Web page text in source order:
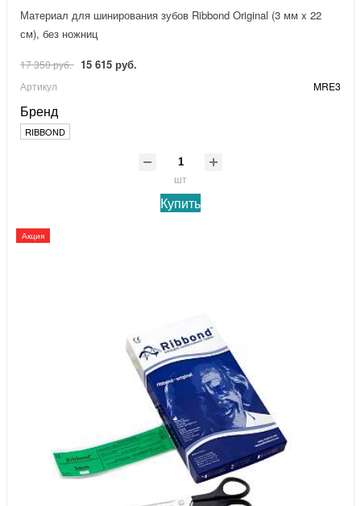
Материал для шинирования зубов Ribbond Original (3 мм x 22
см), без ножниц
17 350 руб. 15 615 руб.
Артикул MRE3
Бренд
RIBBOND
шт
Купить
Акция